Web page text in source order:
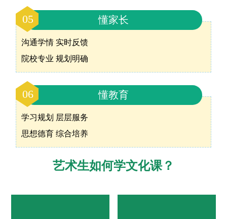
05 懂家长
沟通学情 实时反馈
院校专业 规划明确
06 懂教育
学习规划 层层服务
思想德育 综合培养
艺术生如何学文化课？